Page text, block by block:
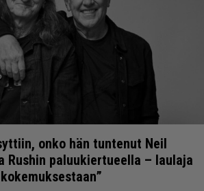
onko hän tuntenut Neil
Rushin paluukiertueella – laulaja